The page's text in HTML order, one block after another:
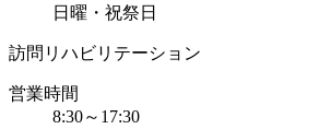
日曜・祝祭日
訪問リハビリテーション
営業時間
8:30～17:30